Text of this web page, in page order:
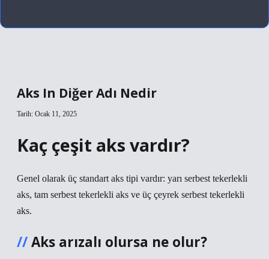
Aks In Diğer Adı Nedir
Tarih: Ocak 11, 2025
Kaç çeşit aks vardır?
Genel olarak üç standart aks tipi vardır: yarı serbest tekerlekli
aks, tam serbest tekerlekli aks ve üç çeyrek serbest tekerlekli
aks.
Aks arızalı olursa ne olur?